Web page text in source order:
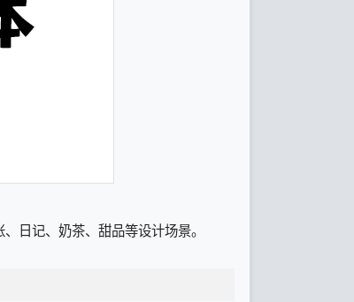
日记、奶茶、甜品等设计场景。